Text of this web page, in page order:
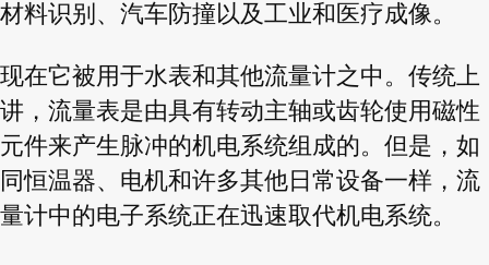
材料识别、汽车防撞以及工业和医疗成像。
现在它被用于水表和其他流量计之中。传统上
讲，流量表是由具有转动主轴或齿轮使用磁性
元件来产生脉冲的机电系统组成的。但是，如
同恒温器、电机和许多其他日常设备一样，流
量计中的电子系统正在迅速取代机电系统。